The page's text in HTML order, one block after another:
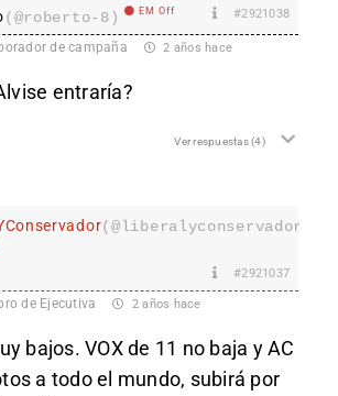
(@roberto-8) EM Off #2921038
de campaña 2 años hace
entraría?
Ver respuestas(4)
#2921037
de Ejecutiva 2 años hace
bajos. VOX de 11 no baja y AC
a todo el mundo, subirá por